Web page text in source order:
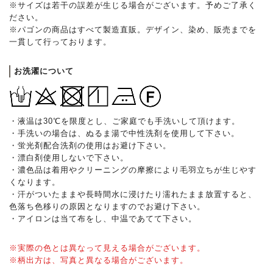
※サイズは若干の誤差が生じる場合がございます。予めご了承く
ださい。
※パゴンの商品はすべて製造直販。デザイン、染め、販売までを
一貫して行っております。
お洗濯について
・液温は30℃を限度とし、ご家庭でも手洗いして頂けます。
・手洗いの場合は、ぬるま湯で中性洗剤を使用して下さい。
・蛍光剤配合洗剤の使用はお避け下さい。
・漂白剤使用しないで下さい。
・濃色品は着用やクリーニングの摩擦により毛羽立ちが生じやす
くなります。
・汗がついたままや長時間水に浸けたり濡れたまま放置すると、
色落ち色移りの原因となりますのでお避け下さい。
・アイロンは当て布をし、中温であてて下さい。
※実際の色とは異なって見える場合がございます。
※柄出方は、写真と異なる場合がございます。